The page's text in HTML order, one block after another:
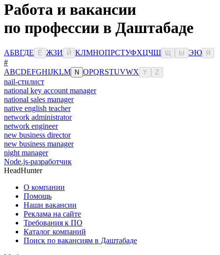
Работа и вакансии
по профессии в Даштабаде
АБВГДЕ Ё ЖЗИ Й КЛМНОПРСТУФХЦЧШ Ы ЭЮ Я
#
ABCDEFGHIJKLM N OPQRSTUVWX Y Z
nail-стилист
national key account manager
national sales manager
native english teacher
network administrator
network engineer
new business director
new business manager
night manager
Node.js-разработчик
HeadHunter
О компании
Помощь
Наши вакансии
Реклама на сайте
Требования к ПО
Каталог компаний
Поиск по вакансиям в Даштабаде